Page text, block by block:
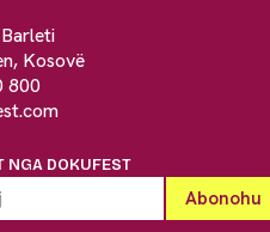
Kosovë
800
NGA DOKUFEST